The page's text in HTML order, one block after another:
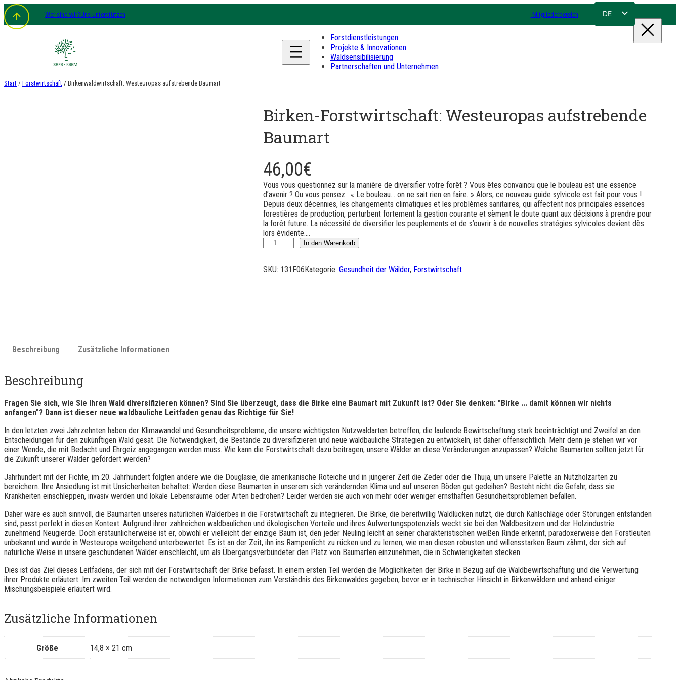
Zum
Inhalt
springen
Wer sind wir?Uns unterstützen Mitgliederbereich DE
Forstdienstleistungen
Projekte & Innovationen
Waldsensibilisierung
Partnerschaften und Unternehmen
Start / Forstwirtschaft / Birkenwaldwirtschaft: Westeuropas aufstrebende Baumart
Birken-Forstwirtschaft: Westeuropas aufstrebende
Baumart
46,00€
Vous vous questionnez sur la manière de diversifier votre forêt ? Vous êtes convaincu que le bouleau est une essence
d’avenir ? Ou vous pensez : « Le bouleau… on ne sait rien en faire. » Alors, ce nouveau guide sylvicole est fait pour vous !
Depuis deux décennies, les changements climatiques et les problèmes sanitaires, qui affectent nos principales essences
forestières de production, perturbent fortement la gestion courante et sèment le doute quant aux décisions à prendre pour
la forêt future. La nécessité de diversifier les peuplements et de s’ouvrir à de nouvelles stratégies sylvicoles devient dès
lors évidente.…
y
v
l
e
u
:
L
e
s
s
e
n
c
e
m
o
t
a
l
In den Warenkorb
SKU: 131F06Kategorie: Gesundheit der Wälder, Forstwirtschaft
Beschreibung Zusätzliche Informationen
Beschreibung
Fragen Sie sich, wie Sie Ihren Wald diversifizieren können? Sind Sie überzeugt, dass die Birke eine Baumart mit Zukunft ist? Oder Sie denken: "Birke ... damit können wir nichts
anfangen"? Dann ist dieser neue waldbauliche Leitfaden genau das Richtige für Sie!
In den letzten zwei Jahrzehnten haben der Klimawandel und Gesundheitsprobleme, die unsere wichtigsten Nutzwaldarten betreffen, die laufende Bewirtschaftung stark beeinträchtigt und Zweifel an den
Entscheidungen für den zukünftigen Wald gesät. Die Notwendigkeit, die Bestände zu diversifizieren und neue waldbauliche Strategien zu entwickeln, ist daher offensichtlich. Mehr denn je stehen wir vor
einer Wende, die mit Bedacht und Ehrgeiz angegangen werden muss. Wie kann die Forstwirtschaft dazu beitragen, unsere Wälder an diese Veränderungen anzupassen? Welche Baumarten sollten jetzt für
die Zukunft unserer Wälder gefördert werden?
Jahrhundert mit der Fichte, im 20. Jahrhundert folgten andere wie die Douglasie, die amerikanische Roteiche und in jüngerer Zeit die Zeder oder die Thuja, um unsere Palette an Nutzholzarten zu
bereichern. Ihre Ansiedlung ist mit Unsicherheiten behaftet: Werden diese Baumarten in unserem sich verändernden Klima und auf unseren Böden gut gedeihen? Besteht nicht die Gefahr, dass sie
Krankheiten einschleppen, invasiv werden und lokale Lebensräume oder Arten bedrohen? Leider werden sie auch von mehr oder weniger ernsthaften Gesundheitsproblemen befallen.
Daher wäre es auch sinnvoll, die Baumarten unseres natürlichen Walderbes in die Forstwirtschaft zu integrieren. Die Birke, die bereitwillig Waldlücken nutzt, die durch Kahlschläge oder Störungen entstanden
sind, passt perfekt in diesen Kontext. Aufgrund ihrer zahlreichen waldbaulichen und ökologischen Vorteile und ihres Aufwertungspotenzials weckt sie bei den Waldbesitzern und der Holzindustrie
zunehmend Neugierde. Doch erstaunlicherweise ist er, obwohl er vielleicht der einzige Baum ist, den jeder Neuling leicht an seiner charakteristischen weißen Rinde erkennt, paradoxerweise den Forstleuten
unbekannt und wurde in Westeuropa weitgehend unterbewertet. Es ist an der Zeit, ihn ins Rampenlicht zu rücken und zu lernen, wie man diesen robusten und willensstarken Baum zähmt, der sich auf
natürliche Weise in unsere geschundenen Wälder einschleicht, um als Übergangsverbündeter den Platz von Baumarten einzunehmen, die in Schwierigkeiten stecken.
Dies ist das Ziel dieses Leitfadens, der sich mit der Forstwirtschaft der Birke befasst. In einem ersten Teil werden die Möglichkeiten der Birke in Bezug auf die Waldbewirtschaftung und die Verwertung
ihrer Produkte erläutert. Im zweiten Teil werden die notwendigen Informationen zum Verständnis des Birkenwaldes gegeben, bevor er in technischer Hinsicht in Birkenwäldern und anhand einiger
Mischungsbeispiele erläutert wird.
Zusätzliche Informationen
Größe 14,8 × 21 cm